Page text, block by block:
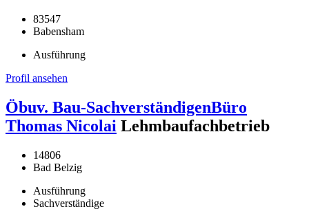
83547
Babensham
Ausführung
Profil ansehen
Öbuv. Bau-SachverständigenBüro
Thomas Nicolai Lehmbaufachbetrieb
14806
Bad Belzig
Ausführung
Sachverständige